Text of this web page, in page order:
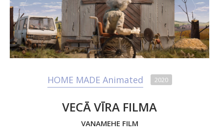
HOME MADE Animated 2020
VECĀ VĪRA FILMA
VANAMEHE FILM